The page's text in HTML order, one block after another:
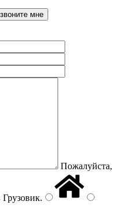
Пожалуйста,
Грузовик.